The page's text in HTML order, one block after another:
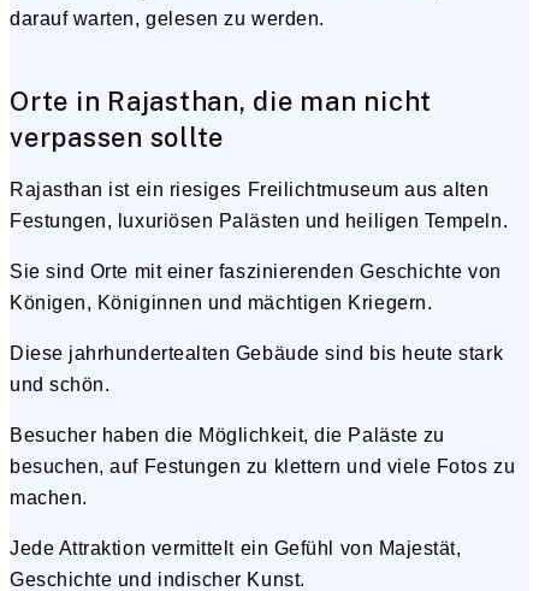
darauf warten, gelesen zu werden.
Orte in Rajasthan, die man nicht
verpassen sollte
Rajasthan ist ein riesiges Freilichtmuseum aus alten
Festungen, luxuriösen Palästen und heiligen Tempeln.
Sie sind Orte mit einer faszinierenden Geschichte von
Königen, Königinnen und mächtigen Kriegern.
Diese jahrhundertealten Gebäude sind bis heute stark
und schön.
Besucher haben die Möglichkeit, die Paläste zu
besuchen, auf Festungen zu klettern und viele Fotos zu
machen.
Jede Attraktion vermittelt ein Gefühl von Majestät,
Geschichte und indischer Kunst.